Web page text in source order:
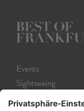
Events
Sightseeing
Museum